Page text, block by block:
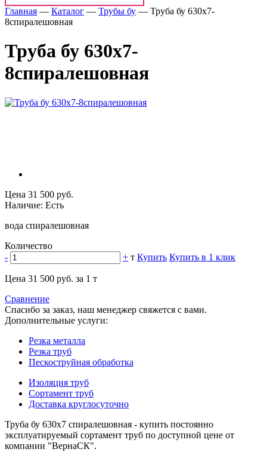
Главная — Каталог — Трубы бу — Труба бу 630х7-
8спиралешовная
Труба бу 630х7-
8спиралешовная
Цена 31 500 руб.
Наличие: Есть
вода спиралешовная
Количество
-
+ т Купить Купить в 1 клик
Цена 31 500 руб. за 1 т
Сравнение
Спасибо за заказ, наш менеджер свяжется с вами.
Дополнительные услуги:
Резка металла
Резка труб
Пескоструйная обработка
Изоляция труб
Сортамент труб
Доставка круглосуточно
Труба бу 630х7 спиралешовная - купить постоянно
эксплуатируемый сортамент труб по доступной цене от
компании "ВернаСК".